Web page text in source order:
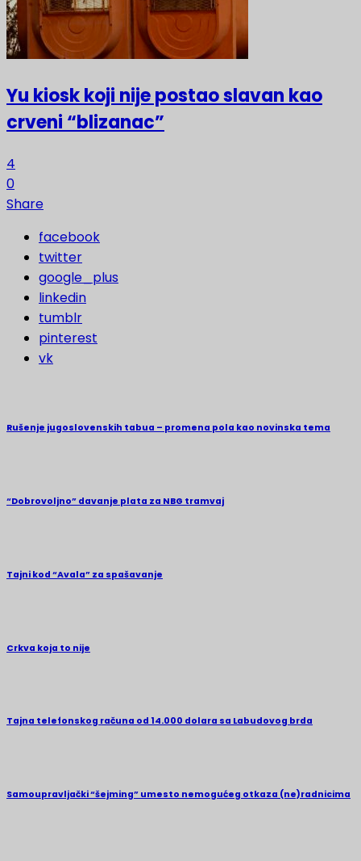
Yu kiosk koji nije postao slavan kao
crveni “blizanac”
4
0
Share
facebook
twitter
google_plus
linkedin
tumblr
pinterest
vk
Rušenje jugoslovenskih tabua – promena pola kao novinska tema
“Dobrovoljno” davanje plata za NBG tramvaj
Tajni kod “Avala” za spašavanje
Crkva koja to nije
Tajna telefonskog računa od 14.000 dolara sa Labudovog brda
Samoupravljački “šejming” umesto nemogućeg otkaza (ne)radnicima